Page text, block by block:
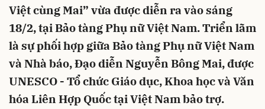
Việt cùng Mai” vừa được diễn ra vào sáng
18/2, tại Bảo tàng Phụ nữ Việt Nam. Triển lãm
là sự phối hợp giữa Bảo tàng Phụ nữ Việt Nam
và Nhà báo, Đạo diễn Nguyễn Bông Mai, được
UNESCO - Tổ chức Giáo dục, Khoa học và Văn
hóa Liên Hợp Quốc tại Việt Nam bảo trợ.